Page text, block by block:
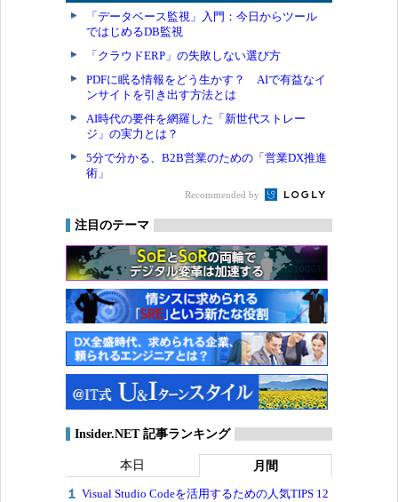
「データベース監視」入門：今日からツール
ではじめるDB監視
「クラウドERP」の失敗しない選び方
PDFに眠る情報をどう生かす？ AIで有益なイ
ンサイトを引き出す方法とは
AI時代の要件を網羅した「新世代ストレー
ジ」の実力とは？
5分で分かる、B2B営業のための「営業DX推進
術」
Recommended by
注目のテーマ
Insider.NET 記事ランキング
本日 月間
Visual Studio Codeを活用するための人気TIPS 12